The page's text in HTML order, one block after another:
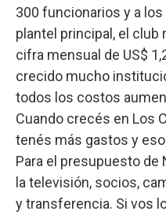
300 funcionarios y a
plantel principal, el club
cifra mensual de US$
crecido mucho
todos los costos
Cuando crecés en Los
tenés más gastos y
Para el presupuesto de
la televisión, socios,
y transferencia. Si vos